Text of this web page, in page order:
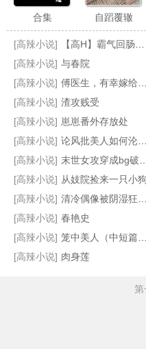
合集 自蹈覆辙
BG肉文随笔 人不弱智时
[高辣小说] 【高H】霸气回肠江南春
[高辣小说] 与春院
[高辣小说] 傅医生，有幸嫁给你（重生 1v1 sc）
[高辣小说] 渣攻贱受
[高辣小说] 崽崽番外存放处
[高辣小说] 论风批美人如何沦为追妻小哭包
[高辣小说] 末世女攻穿成bg破文女主
[高辣小说] 从妓院捡来一只小狗
[高辣小说] 清冷偶像被阴湿狂热粉缠上后
[高辣小说] 春艳史
[高辣小说] 笼中美人（中短篇合集）
[高辣小说] 肉身莲
第